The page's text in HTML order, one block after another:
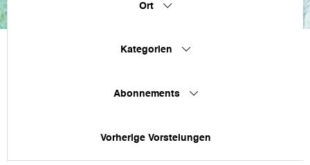
Ort
Kategorien
Abonnements
Vorherige Vorstelungen